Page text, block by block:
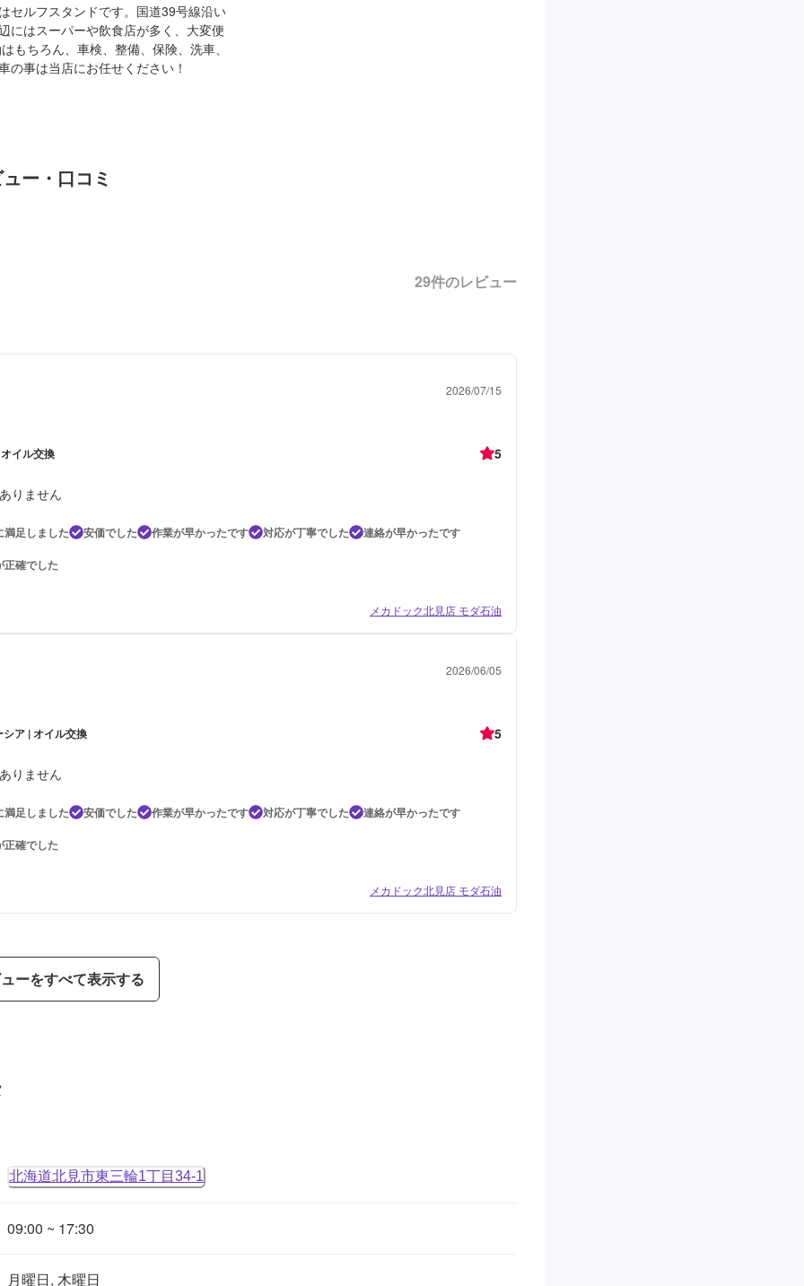
セルフスタンドです。国道39号線沿い
にはスーパーや飲食店が多く、大変便
もちろん、車検、整備、保険、洗車、
の事は当店にお任せください！
ー・口コミ
29件のレビュー
2026/07/15
イル交換 5
りません
満足しました 安価でした 作業が早かったです 対応が丁寧でした
連絡が早かったです
正確でした
メカドック北見店 モダ石油
2026/06/05
ア | オイル交換 5
りません
満足しました 安価でした 作業が早かったです 対応が丁寧でした
連絡が早かったです
正確でした
メカドック北見店 モダ石油
ーをすべて表示する
北海道北見市東三輪1丁目34-1
09:00 ~ 17:30
月曜日, 木曜日